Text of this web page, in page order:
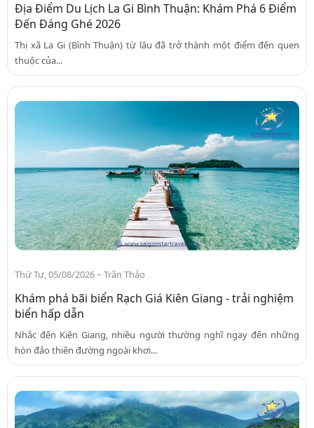
Địa Điểm Du Lịch La Gi Bình Thuận: Khám Phá 6 Điểm
Đến Đáng Ghé 2026
Thị xã La Gi (Bình Thuận) từ lâu đã trở thành một điểm đến quen
thuộc của...
Thứ Tư, 05/08/2026 - Trần Thảo
Khám phá bãi biển Rạch Giá Kiên Giang - trải nghiệm
biển hấp dẫn
Nhắc đến Kiên Giang, nhiều người thường nghĩ ngay đến những
hòn đảo thiên đường ngoài khơi...